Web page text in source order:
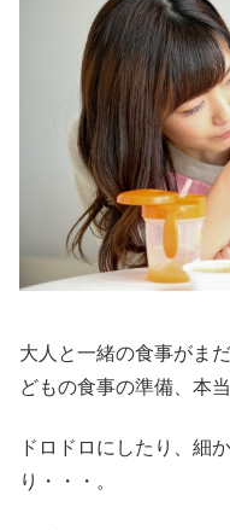
大人と一緒の食事がま
どもの食事の準備、本
ドロドロにしたり、細
り・・・。